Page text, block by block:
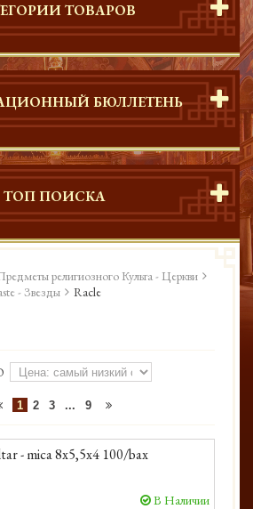
ТОВАРОВ
БЮЛЛЕТЕНЬ
ТОП ПОИСКА
религиозного Культа - Церкви
- Звезды
Racle
1 2 3 ... 9
- mica 8x5,5x4 100/bax
В Наличии